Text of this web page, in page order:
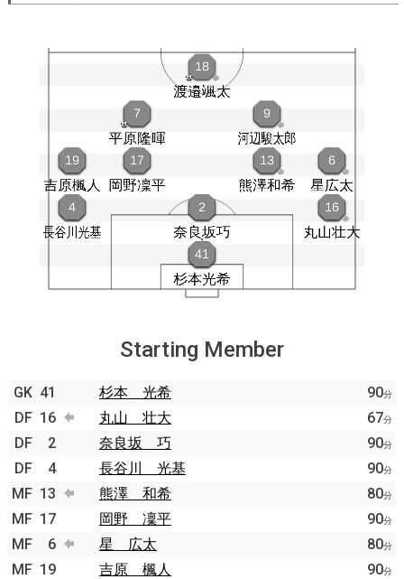
Starting Member
GK 41 杉本 光希 90分
DF 16 丸山 壮大 67分
DF 2 奈良坂 巧 90分
DF 4 長谷川 光基 90分
MF 13 熊澤 和希 80分
MF 17 岡野 凜平 90分
MF 6 星 広太 80分
MF 19 吉原 楓人 90分